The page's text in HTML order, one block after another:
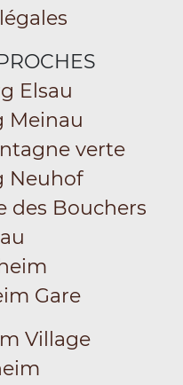
Elsau
Meinau
verte
Neuhof
des Bouchers
Gare
Village